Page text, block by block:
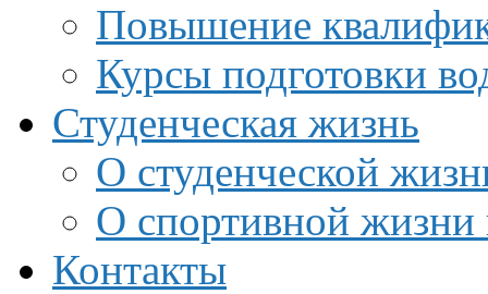
Повышение
Курсы подготовки
Студенческая жизнь
О студенческой
О спортивной жизни
Контакты